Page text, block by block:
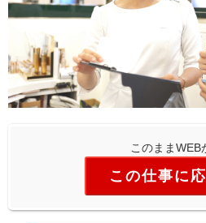
このままWEB
この仕事に